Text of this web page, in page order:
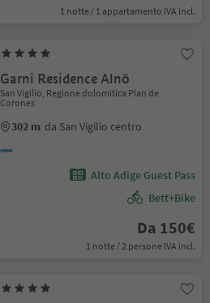
1 notte / 1 appartamento IVA incl.
Garni Residence Alnö
San Vigilio, Regione dolomitica Plan de
Corones
302 m da San Vigilio centro
Alto Adige Guest Pass
Bett+Bike
Da 150€
1 notte / 2 persone IVA incl.